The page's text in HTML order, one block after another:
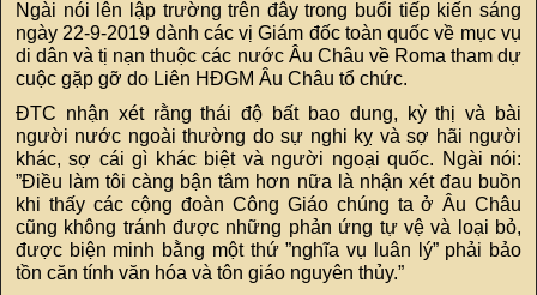
Ngài nói lên lập trường trên đây trong buổi tiếp kiến sáng
ngày 22-9-2019 dành các vị Giám đốc toàn quốc về mục vụ
di dân và tị nạn thuộc các nước Âu Châu về Roma tham dự
cuộc gặp gỡ do Liên HĐGM Âu Châu tổ chức.
ĐTC nhận xét rằng thái độ bất bao dung, kỳ thị và bài
người nước ngoài thường do sự nghi kỵ và sợ hãi người
khác, sợ cái gì khác biệt và người ngoại quốc. Ngài nói:
”Điều làm tôi càng bận tâm hơn nữa là nhận xét đau buồn
khi thấy các cộng đoàn Công Giáo chúng ta ở Âu Châu
cũng không tránh được những phản ứng tự vệ và loại bỏ,
được biện minh bằng một thứ ”nghĩa vụ luân lý” phải bảo
tồn căn tính văn hóa và tôn giáo nguyên thủy.”